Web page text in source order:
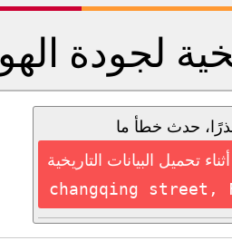
لجودة
حدث خطأ ما
تحميل البيانات التاريخية
changqing street,